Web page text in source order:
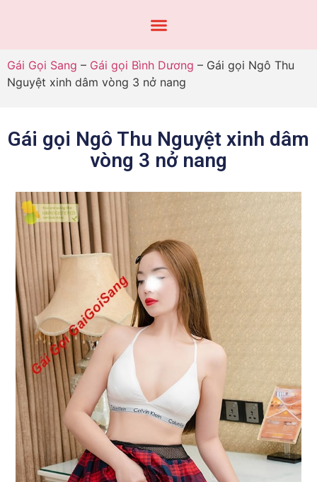
Gái Gọi Sang – Gái gọi Bình Dương – Gái gọi Ngô Thu
Nguyệt xinh dâm vòng 3 nở nang
Gái gọi Ngô Thu Nguyệt xinh dâm
vòng 3 nở nang